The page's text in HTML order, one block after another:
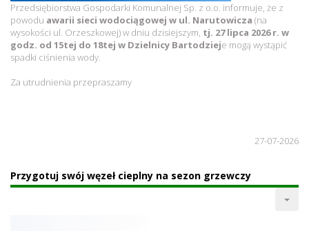
Przedsiębiorstwa Gospodarki Komunalnej Sp. z o.o. informuje, że z
powodu awarii sieci wodociągowej w ul. Narutowicza (na
wysokości ul. Orzeszkowej) w dniu dzisiejszym, tj. 27 lipca 2026 r. w
godz. od 15tej do 18tej w Dzielnicy Bartodzieje mogą wystąpić
spadki ciśnienia wody.
Za utrudnienia przepraszamy
27-07-2026
Przygotuj swój węzeł cieplny na sezon grzewczy